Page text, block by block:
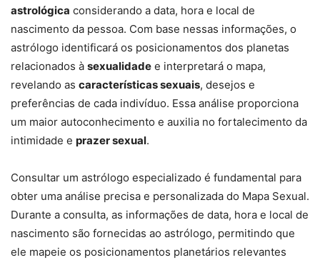
astrológica considerando a data, hora e local de
nascimento da pessoa. Com base nessas informações, o
astrólogo identificará os posicionamentos dos planetas
relacionados à sexualidade e interpretará o mapa,
revelando as características sexuais, desejos e
preferências de cada indivíduo. Essa análise proporciona
um maior autoconhecimento e auxilia no fortalecimento da
intimidade e prazer sexual.
Consultar um astrólogo especializado é fundamental para
obter uma análise precisa e personalizada do Mapa Sexual.
Durante a consulta, as informações de data, hora e local de
nascimento são fornecidas ao astrólogo, permitindo que
ele mapeie os posicionamentos planetários relevantes